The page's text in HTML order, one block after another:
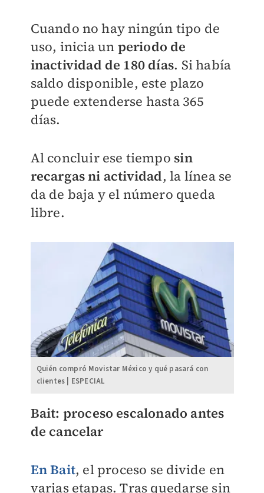
Cuando no hay ningún tipo de
uso, inicia un periodo de
inactividad de 180 días. Si había
saldo disponible, este plazo
puede extenderse hasta 365
días.
Al concluir ese tiempo sin
recargas ni actividad, la línea se
da de baja y el número queda
libre.
Quién compró Movistar México y qué pasará con
clientes | ESPECIAL
Bait: proceso escalonado antes
de cancelar
En Bait, el proceso se divide en
varias etapas. Tras quedarse sin